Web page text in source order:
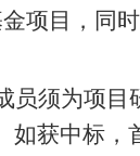
项目，同
员须为项
如获中标